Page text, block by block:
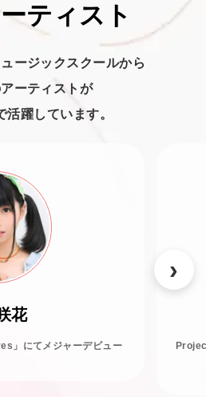
ティスト
ージックスクールから
ーティストが
活躍しています。
花
」にてメジャーデビュー